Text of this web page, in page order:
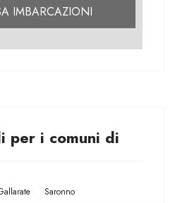
IMBARCAZIONI
per i comuni di
Saronno